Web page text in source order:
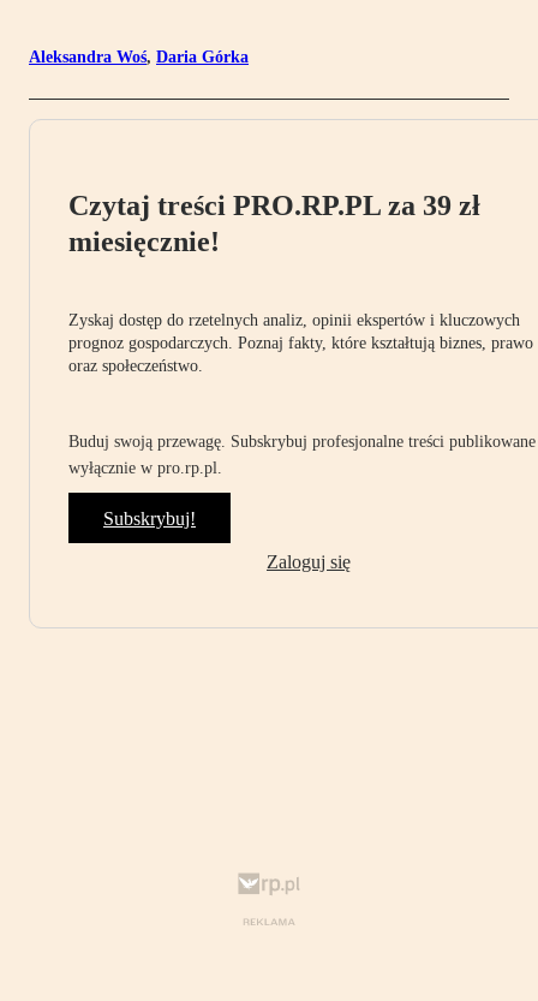
Aleksandra Woś, Daria Górka
Czytaj treści PRO.RP.PL za 39 zł
miesięcznie!
Zyskaj dostęp do rzetelnych analiz, opinii ekspertów i kluczowych
prognoz gospodarczych. Poznaj fakty, które kształtują biznes, prawo
oraz społeczeństwo.
Buduj swoją przewagę. Subskrybuj profesjonalne treści publikowane
wyłącznie w pro.rp.pl.
Subskrybuj!
Zaloguj się